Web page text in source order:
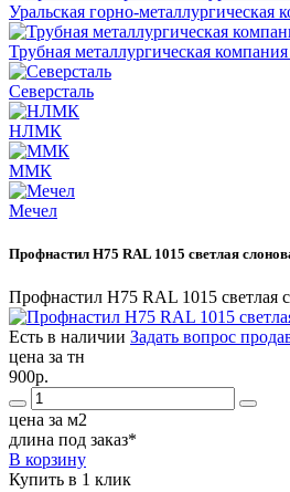
Уральская горно-
Трубная металлургическая
Северсталь
НЛМК
ММК
Мечел
Профнастил Н75 RAL 1015 светлая
Профнастил Н75 RAL 1015 светлая
Есть в наличии Задать вопрос
цена за тн
900р.
цена за м2
длина под заказ*
В корзину
Купить в 1 клик